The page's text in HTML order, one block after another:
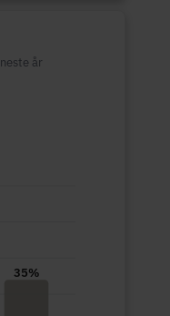
år
35%